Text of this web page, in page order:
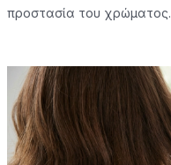
προστασία του χρώματος.